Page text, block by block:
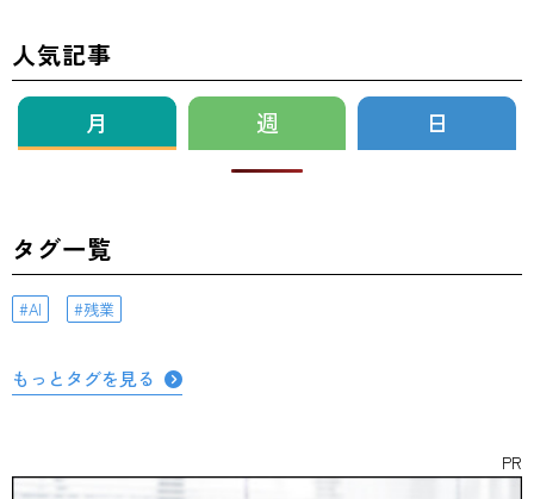
人気記事
月 週 日
タグ一覧
AI 残業
もっとタグを見る
PR